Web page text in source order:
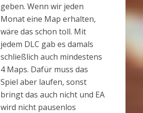
geben. Wenn wir jeden
Monat eine Map erhalten,
wäre das schon toll. Mit
jedem DLC gab es damals
schließlich auch mindestens
4 Maps. Dafür muss das
Spiel aber laufen, sonst
bringt das auch nicht und EA
wird nicht pausenlos